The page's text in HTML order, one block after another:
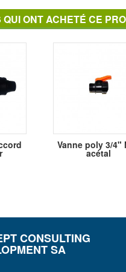
ONT ACHETÉ CE
Vanne poly 3/4"
acétal
CONSULTING
SA